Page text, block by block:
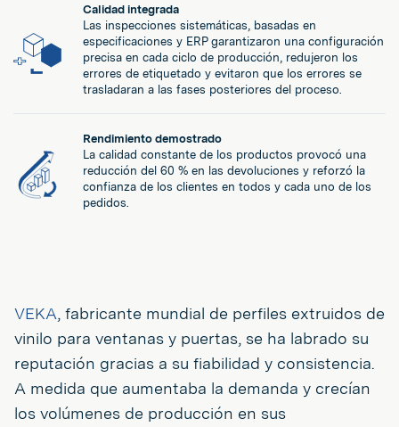
Calidad integrada
Las inspecciones sistemáticas, basadas en
especificaciones y ERP garantizaron una configuración
precisa en cada ciclo de producción, redujeron los
errores de etiquetado y evitaron que los errores se
trasladaran a las fases posteriores del proceso.
Rendimiento demostrado
La calidad constante de los productos provocó una
reducción del 60 % en las devoluciones y reforzó la
confianza de los clientes en todos y cada uno de los
pedidos.
VEKA, fabricante mundial de perfiles extruidos de
vinilo para ventanas y puertas, se ha labrado su
reputación gracias a su fiabilidad y consistencia.
A medida que aumentaba la demanda y crecían
los volúmenes de producción en sus